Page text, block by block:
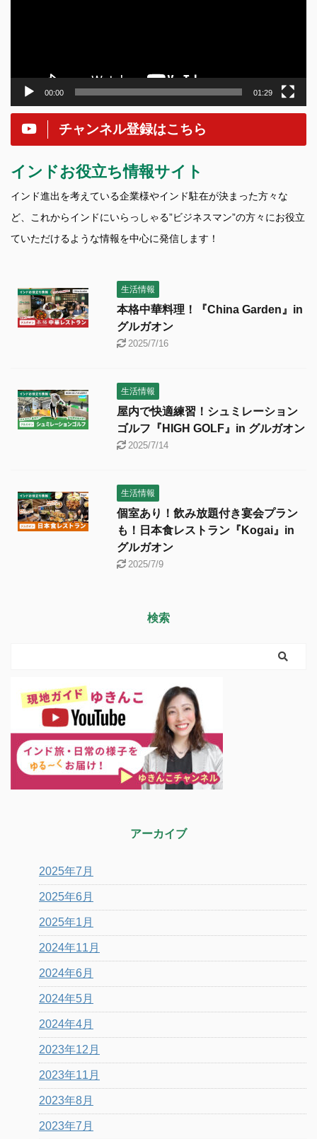
00:00 01:29
チャンネル登録はこちら
インドお役立ち情報サイト
インド進出を考えている企業様やインド駐在が決まった方々な
ど、これからインドにいらっしゃる”ビジネスマン”の方々にお役立
ていただけるような情報を中心に発信します！
生活情報
本格中華料理！『China Garden』in
グルガオン
2025/7/16
生活情報
屋内で快適練習！シュミレーション
ゴルフ『HIGH GOLF』in グルガオン
2025/7/14
生活情報
個室あり！飲み放題付き宴会プラン
も！日本食レストラン『Kogai』in
グルガオン
2025/7/9
検索
アーカイブ
2025年7月
2025年6月
2025年1月
2024年11月
2024年6月
2024年5月
2024年4月
2023年12月
2023年11月
2023年8月
2023年7月